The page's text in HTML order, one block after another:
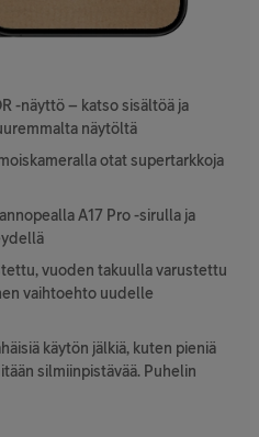
-näyttö – katso sisältöä ja
näytöltä
otat supertarkkoja
A17 Pro -sirulla ja
vuoden takuulla varustettu
vaihtoehto uudelle
käytön jälkiä, kuten pieniä
silmiinpistävää. Puhelin